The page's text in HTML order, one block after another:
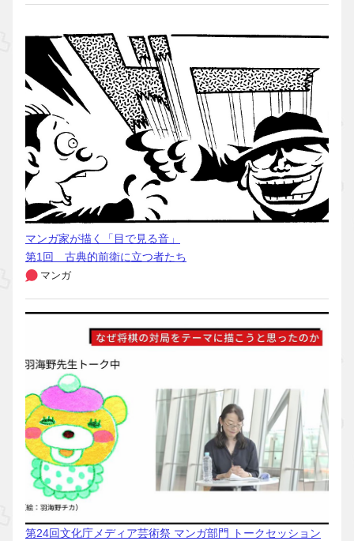
マンガ家が描く「目で見る音」
第1回 古典的前衛に立つ者たち
マンガ
第24回文化庁メディア芸術祭 マンガ部門 トークセッション